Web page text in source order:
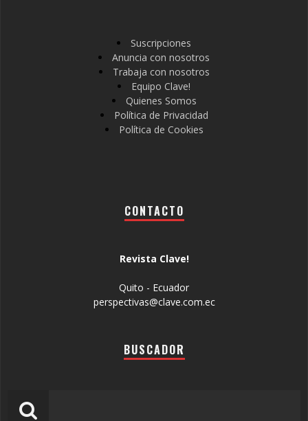
Suscripciones
Anuncia con nosotros
Trabaja con nosotros
Equipo Clave!
Quienes Somos
Política de Privacidad
Política de Cookies
CONTACTO
Revista Clave!
Quito - Ecuador
perspectivas@clave.com.ec
BUSCADOR